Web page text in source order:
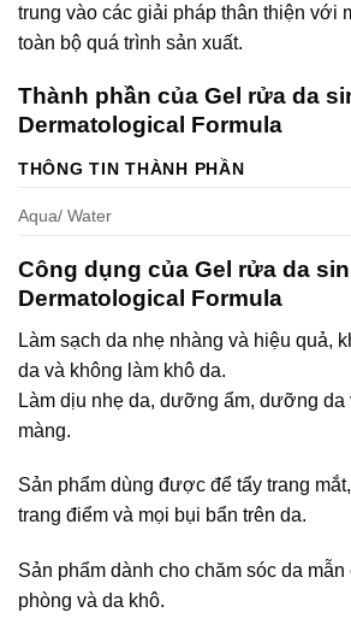
trung vào các giải pháp thân thiện với
toàn bộ quá trình sản xuất.
Thành phần của Gel rửa da
Dermatological Formula
THÔNG TIN THÀNH PHẦN
Aqua/ Water
Công dụng của Gel rửa da
Dermatological Formula
Làm sạch da nhẹ nhàng và hiệu quả,
da và không làm khô da.
Làm dịu nhẹ da, dưỡng ẩm, dưỡng da
màng.
Sản phẩm dùng được để tẩy trang
trang điểm và mọi bụi bẩn trên da.
Sản phẩm dành cho chăm sóc da
phòng và da khô.